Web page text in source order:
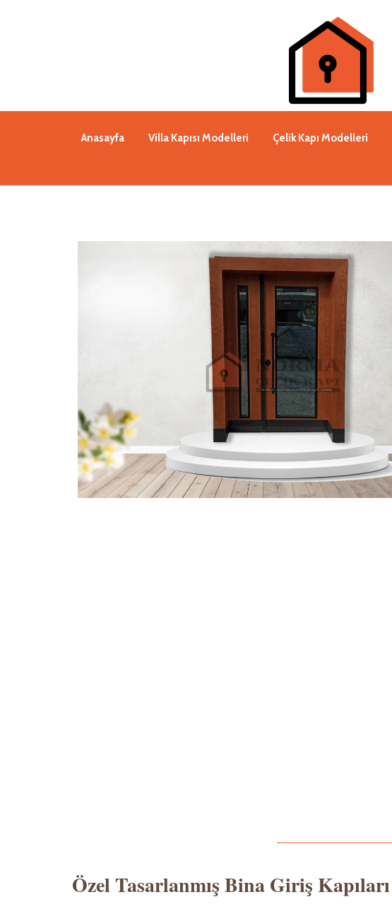
Anasayfa Villa Kapısı Modelleri Çelik Kapı Modelleri
Özel Tasarlanmış Bina Giriş Kapıları